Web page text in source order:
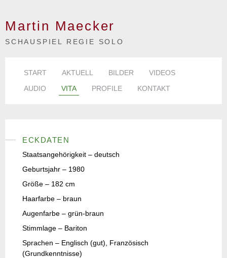
Martin Maecker
SCHAUSPIEL REGIE SOLO
START AKTUELL BILDER
VIDEOS
AUDIO
VITA PROFILE KONTAKT
ECKDATEN
Staatsangehörigkeit – deutsch
Geburtsjahr – 1980
Größe – 182 cm
Haarfarbe – braun
Augenfarbe – grün-braun
Stimmlage – Bariton
Sprachen – Englisch (gut), Französisch
(Grundkenntnisse)